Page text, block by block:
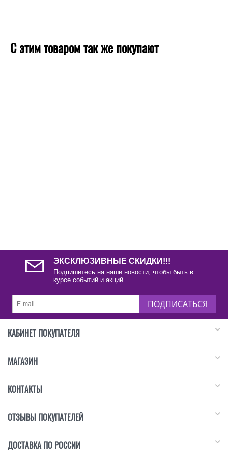
С этим товаром так же покупают
ЭКСКЛЮЗИВНЫЕ СКИДКИ!!!
Подпишитесь на наши новости, чтобы быть в
курсе событий и акций.
ПОДПИСАТЬСЯ
КАБИНЕТ ПОКУПАТЕЛЯ
МАГАЗИН
КОНТАКТЫ
ОТЗЫВЫ ПОКУПАТЕЛЕЙ
ДОСТАВКА ПО РОССИИ